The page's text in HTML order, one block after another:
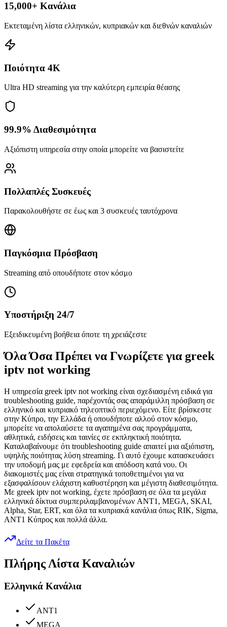
15,000+ Κανάλια
Εκτεταμένη λίστα ελληνικών, κυπριακών και διεθνών καναλιών
Ποιότητα 4K
Ultra HD streaming για την καλύτερη εμπειρία θέασης
99.9% Διαθεσιμότητα
Αξιόπιστη υπηρεσία στην οποία μπορείτε να βασιστείτε
Πολλαπλές Συσκευές
Παρακολουθήστε σε έως και 3 συσκευές ταυτόχρονα
Παγκόσμια Πρόσβαση
Streaming από οπουδήποτε στον κόσμο
Υποστήριξη 24/7
Εξειδικευμένη βοήθεια όποτε τη χρειάζεστε
Όλα Όσα Πρέπει να Γνωρίζετε για greek
iptv not working
Η υπηρεσία greek iptv not working είναι σχεδιασμένη ειδικά για
troubleshooting guide, παρέχοντάς σας απαράμιλλη πρόσβαση σε
ελληνικό και κυπριακό τηλεοπτικό περιεχόμενο. Είτε βρίσκεστε
στην Κύπρο, την Ελλάδα ή οπουδήποτε αλλού στον κόσμο,
μπορείτε να απολαύσετε τα αγαπημένα σας προγράμματα,
αθλητικά, ειδήσεις και ταινίες σε εκπληκτική ποιότητα.
Καταλαβαίνουμε ότι troubleshooting guide απαιτεί μια αξιόπιστη,
υψηλής ποιότητας λύση streaming. Γι αυτό έχουμε κατασκευάσει
την υποδομή μας με εφεδρεία και απόδοση κατά νου. Οι
διακομιστές μας είναι στρατηγικά τοποθετημένοι για να
εξασφαλίσουν ελάχιστη καθυστέρηση και μέγιστη διαθεσιμότητα.
Με greek iptv not working, έχετε πρόσβαση σε όλα τα μεγάλα
ελληνικά δίκτυα συμπεριλαμβανομένων ANT1, MEGA, SKAI,
Alpha, Star, ERT, και όλα τα κυπριακά κανάλια όπως RIK, Sigma,
ANT1 Κύπρος και πολλά άλλα.
Δείτε τα Πακέτα
Πλήρης Λίστα Καναλιών
Ελληνικά Κανάλια
ANT1
MEGA